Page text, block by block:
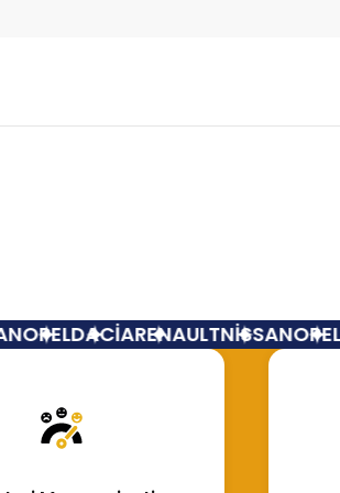
OPELDACİARENAULTNİSSANOPEL